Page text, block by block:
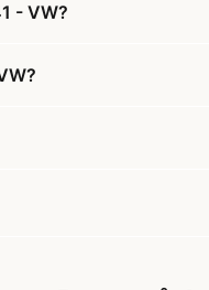
- VW?